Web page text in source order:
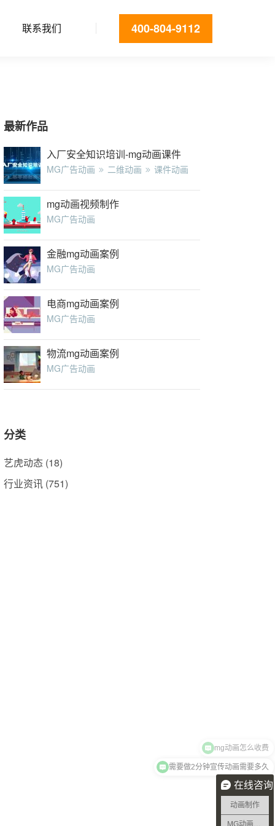
联系我们 400-804-9112
最新作品
入厂安全知识培训-mg动画课件
MG广告动画 二维动画 课件动画
mg动画视频制作
MG广告动画
金融mg动画案例
MG广告动画
电商mg动画案例
MG广告动画
物流mg动画案例
MG广告动画
分类
艺虎动态 (18)
行业资讯 (751)
在线咨询
动画制作
需要做2分钟宣传动画需要多久